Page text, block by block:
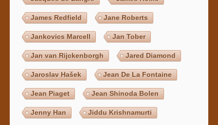
James Redfield Jane Roberts
Jankovics Marcell Jan Tober
Jan van Rijckenborgh Jared Diamond
Jaroslav Hašek Jean De La Fontaine
Jean Piaget Jean Shinoda Bolen
Jenny Han Jiddu Krishnamurti